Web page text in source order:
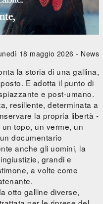


18 maggio 2026 - News
la storia di una gallina,
E adotta il punto di
e post-umano.
resiliente, determinata a
la propria libertà -
topo, un verme, un
documentario
anche gli uomini, la
grandi e
a volte come
otto galline diverse,